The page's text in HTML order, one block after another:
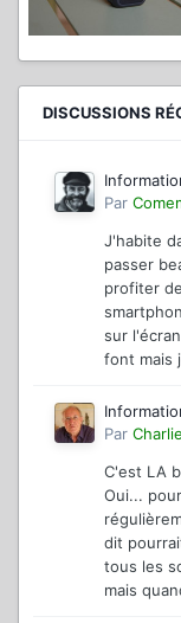
DISCUSSIONS
Par
J'habite
passer
profiter
sur
font mais
Par Charlie
C'est LA
Oui...
dit
tous les
mais